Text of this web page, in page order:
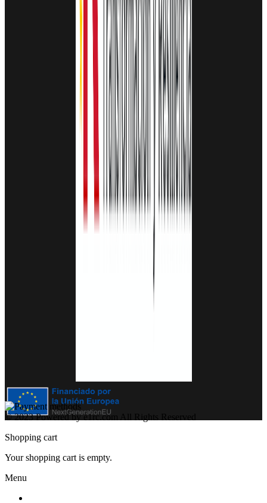
© 2023 Powered by e1rc.com All Rights Reserved
Shopping cart
Your shopping cart is empty.
Menu